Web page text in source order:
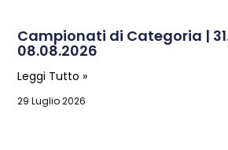
Campionati di Categoria |
08.08.2026
Leggi Tutto »
29 Luglio 2026